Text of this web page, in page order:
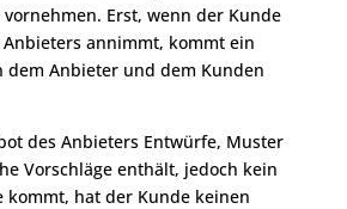
Erst, wenn der Kunde
Anbieters annimmt, kommt ein
dem Anbieter und dem Kunden
des Anbieters Entwürfe, Muster
Vorschläge enthält, jedoch kein
kommt, hat der Kunde keinen